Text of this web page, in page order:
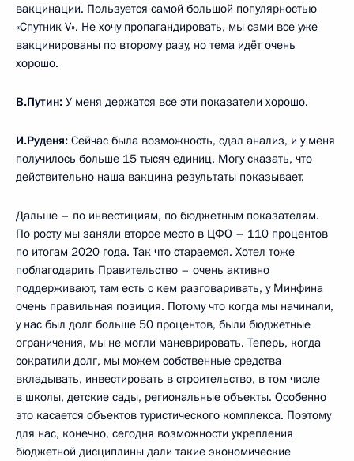
вакцинации. Пользуется самой большой популярностью
«Спутник V». Не хочу пропагандировать, мы сами все уже
вакцинированы по второму разу, но тема идёт очень
хорошо.
В.Путин: У меня держатся все эти показатели хорошо.
И.Руденя: Сейчас была возможность, сдал анализ, и у меня
получилось больше 15 тысяч единиц. Могу сказать, что
действительно наша вакцина результаты показывает.
Дальше – по инвестициям, по бюджетным показателям.
По росту мы заняли второе место в ЦФО – 110 процентов
по итогам 2020 года. Так что стараемся. Хотел тоже
поблагодарить Правительство – очень активно
поддерживают, там есть с кем разговаривать, у Минфина
очень правильная позиция. Потому что когда мы начинали,
у нас был долг больше 50 процентов, были бюджетные
ограничения, мы не могли маневрировать. Теперь, когда
сократили долг, мы можем собственные средства
вкладывать, инвестировать в строительство, в том числе
в школы, детские сады, региональные объекты. Особенно
это касается объектов туристического комплекса. Поэтому
для нас, конечно, сегодня возможности укрепления
бюджетной дисциплины дали такие экономические